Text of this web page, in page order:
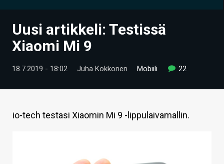
UUTISET
Uusi artikkeli: Testissä
Xiaomi Mi 9
18.7.2019 - 18:02 Juha Kokkonen Mobiili 22
io-tech testasi Xiaomin Mi 9 -lippulaivamallin.